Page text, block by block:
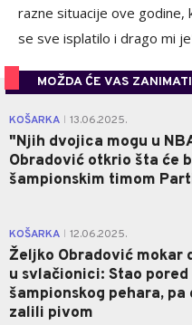
razne situacije ove godine,
se sve isplatilo i drago mi
MOŽDA ĆE VAS ZANIMATI
KOŠARKA 13.06.2025.
"Njih dvojica mogu u
Obradović otkrio šta će
šampionskim timom
KOŠARKA 12.06.2025.
Željko Obradović mokar
u svlačionici: Stao pored
šampionskog pehara, pa
zalili pivom